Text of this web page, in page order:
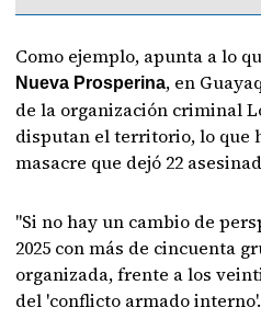
Como ejemplo, apunta a lo
Nueva Prosperina, en
de la organización criminal
disputan el territorio, lo que
masacre que dejó 22
"Si no hay un cambio de
2025 con más de cincuenta
organizada, frente a los
del 'conflicto armado